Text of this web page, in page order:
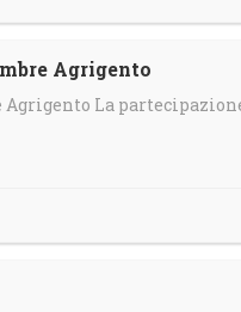
Agrigento
La